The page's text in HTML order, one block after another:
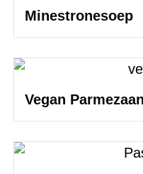
Minestronesoep
Vegan